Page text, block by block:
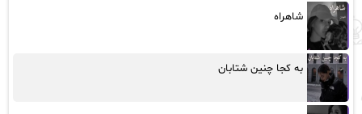
شاهراه
به کجا چنین شتابان